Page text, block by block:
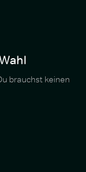
brauchst keinen